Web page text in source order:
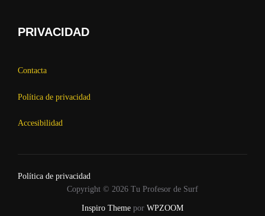
PRIVACIDAD
Contacta
Política de privacidad
Accesibilidad
Política de privacidad
Copyright © 2026 Tu Profesor de Surf
Inspiro Theme por WPZOOM